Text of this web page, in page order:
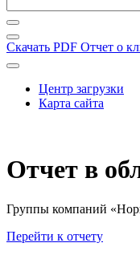
Скачать PDF Отчет о
Центр загрузки
Карта сайта
Отчет в
Группы компаний
Перейти к отчету